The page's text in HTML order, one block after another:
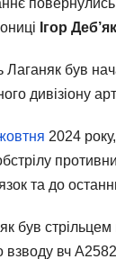
Ігор Деб’як
був
дивізіону
2024
та до
був
взводу вч